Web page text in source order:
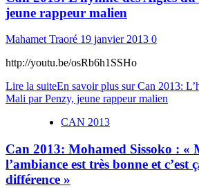
jeune rappeur malien
Mahamet Traoré 19 janvier 2013 0
http://youtu.be/osRb6h1SSHo
Lire la suiteEn savoir plus sur Can 2013:
Mali par Penzy, jeune rappeur malien
CAN 2013
Can 2013: Mohamed Sissoko : «
l’ambiance est très bonne et c’est
différence »